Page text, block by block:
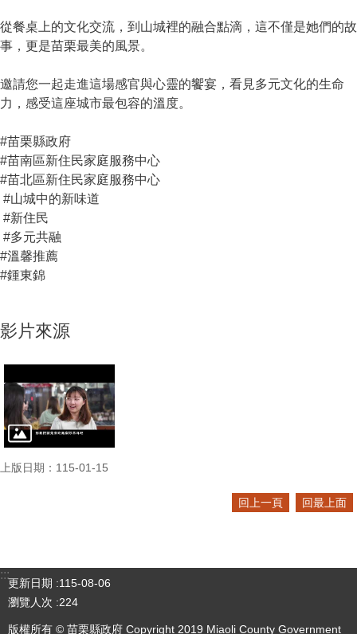
從餐桌上的文化交流，到山城裡的融合點滴，這不僅是她們的故
事，更是苗栗最美的風景。
邀請您一起走進這場感官與心靈的饗宴，看見多元文化的生命
力，感受這座城市最包容的溫度。
#苗栗縣政府
#苗南區新住民家庭服務中心
#苗北區新住民家庭服務中心
#山城中的新味道
#新住民
#多元共融
#溫馨推薦
#鍾東錦
影片來源
上版日期：115-01-15
回上一頁 回最上面
:::
更新日期
115-08-06
瀏覽人次 224
版權所有 © 苗栗縣政府 Copyright 2019 Miaoli County Government